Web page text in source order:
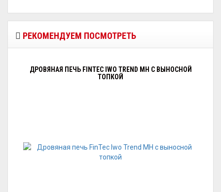
РЕКОМЕНДУЕМ ПОСМОТРЕТЬ
ДРОВЯНАЯ ПЕЧЬ FINTEC IWO TREND MH С ВЫНОСНОЙ
ТОПКОЙ